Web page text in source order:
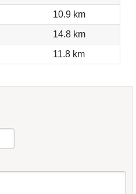
10.9 km
14.8 km
11.8 km